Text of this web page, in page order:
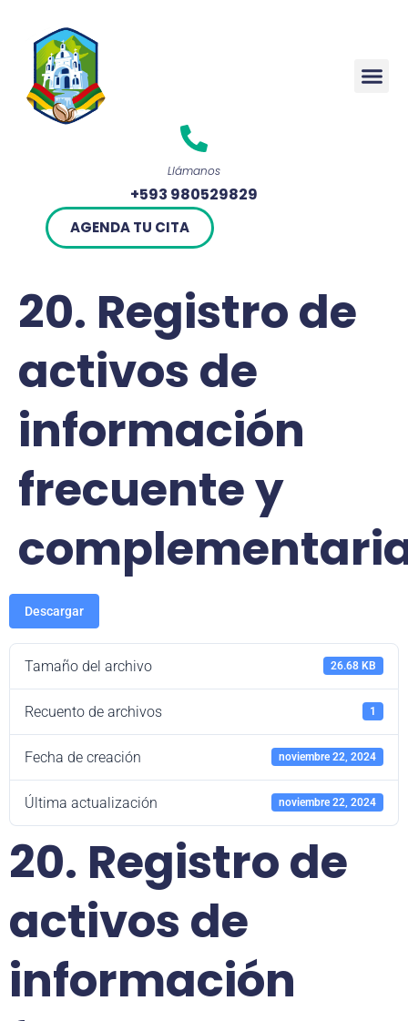
Llámanos
+593 980529829
AGENDA TU CITA
20. Registro de
activos de
información
frecuente y
Descargar
Tamaño del archivo 26.68 KB
Recuento de archivos 1
Fecha de creación noviembre 22, 2024
Última actualización noviembre 22, 2024
20. Registro de
activos de
información